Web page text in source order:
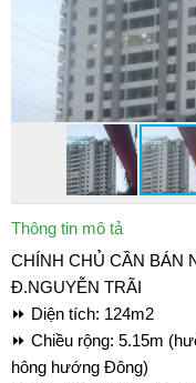
Thông tin mô tả
CHÍNH CHỦ CẦN BÁN
Đ.NGUYỄN TRÃI
⏩ Diện tích: 124m2
⏩ Chiều rộng: 5.15m
hông hướng Đông)